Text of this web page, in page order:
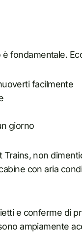
fondamentale.
facilmente
giorno
Trains, non
con aria
e conferme di
ampiamente